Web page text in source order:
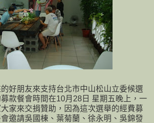
好朋友來支持台北市中山松山立委候選
款餐會時間在10月28日 星期五晚上，一
家來交捐贊助，因為這次選舉的經費募
邀請吳國棟、葉菊蘭、徐永明、吳錦發